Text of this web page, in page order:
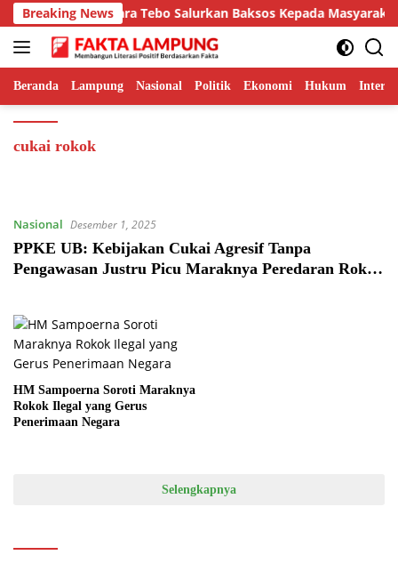
Langsung
ke
konten
Breaking News
Lapas Muara Tebo Salurkan Baksos Kepada Masyarakat
Beranda Lampung Nasional Politik Ekonomi Hukum
cukai rokok
Nasional Desember 1, 2025
PPKE UB: Kebijakan Cukai Agresif Tanpa
Pengawasan Justru Picu Maraknya Peredaran Rokok
HM Sampoerna Soroti Maraknya
Rokok Ilegal yang Gerus
Penerimaan Negara
Selengkapnya